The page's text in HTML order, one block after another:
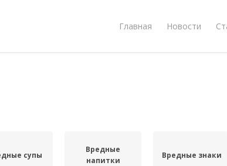
Главная Новости
супы
Вредные
напитки
Вредные знаки